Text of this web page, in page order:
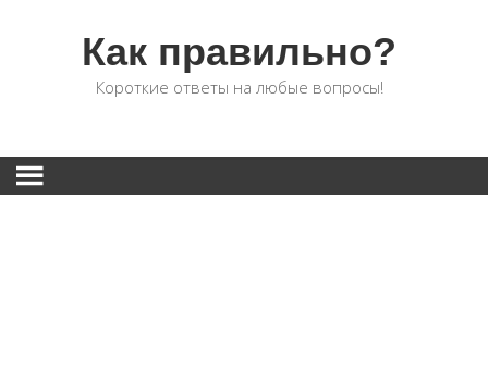
Как правильно?
Короткие ответы на любые вопросы!